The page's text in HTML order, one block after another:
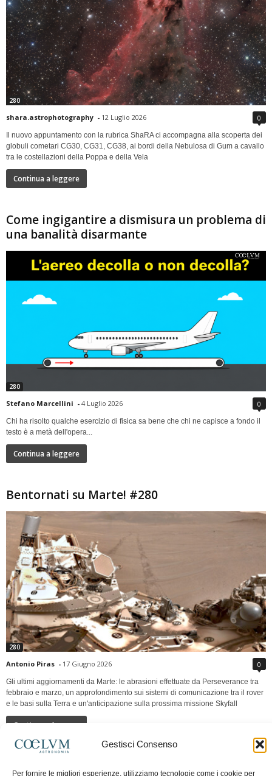
Gestisci Consenso
Per fornire le migliori esperienze, utilizziamo tecnologie come i cookie per
280
shara.astrophotography - 12 Luglio 2026 0
Il nuovo appuntamento con la rubrica ShaRA ci accompagna alla scoperta dei
globuli cometari CG30, CG31, CG38, ai bordi della Nebulosa di Gum a cavallo
tra le costellazioni della Poppa e della Vela
Continua a leggere
Come ingigantire a dismisura un problema di
una banalità disarmante
280
Stefano Marcellini - 4 Luglio 2026 0
Chi ha risolto qualche esercizio di fisica sa bene che chi ne capisce a fondo il
testo è a metà dell'opera...
Continua a leggere
Bentornati su Marte! #280
280
Antonio Piras - 17 Giugno 2026 0
Gli ultimi aggiornamenti da Marte: le abrasioni effettuate da Perseverance tra
febbraio e marzo, un approfondimento sui sistemi di comunicazione tra il rover
e le basi sulla Terra e un'anticipazione sulla prossima missione Skyfall
Continua a leggere